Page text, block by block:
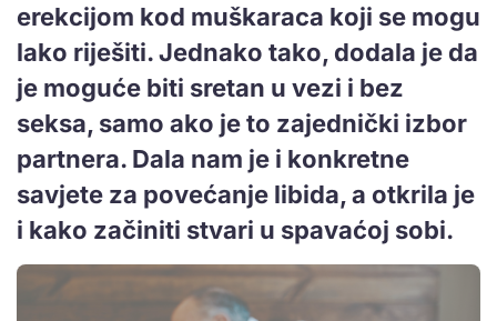
erekcijom kod muškaraca koji se mogu
lako riješiti. Jednako tako, dodala je da
je moguće biti sretan u vezi i bez
seksa, samo ako je to zajednički izbor
partnera. Dala nam je i konkretne
savjete za povećanje libida, a otkrila je
i kako začiniti stvari u spavaćoj sobi.